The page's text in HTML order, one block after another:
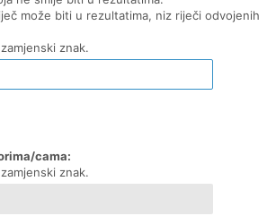
može biti u rezultatima, niz riječi odvojenih
znak.
cama:
znak.